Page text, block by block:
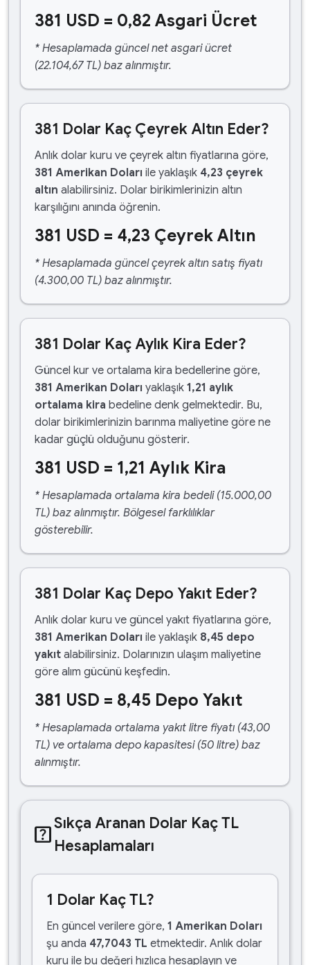
381 USD = 0,82 Asgari Ücret
* Hesaplamada güncel net asgari ücret
(22.104,67 TL) baz alınmıştır.
381 Dolar Kaç Çeyrek Altın Eder?
Anlık dolar kuru ve çeyrek altın fiyatlarına göre,
381 Amerikan Doları ile yaklaşık 4,23 çeyrek
altın alabilirsiniz. Dolar birikimlerinizin altın
karşılığını anında öğrenin.
381 USD = 4,23 Çeyrek Altın
* Hesaplamada güncel çeyrek altın satış fiyatı
(4.300,00 TL) baz alınmıştır.
381 Dolar Kaç Aylık Kira Eder?
Güncel kur ve ortalama kira bedellerine göre,
381 Amerikan Doları yaklaşık 1,21 aylık
ortalama kira bedeline denk gelmektedir. Bu,
dolar birikimlerinizin barınma maliyetine göre ne
kadar güçlü olduğunu gösterir.
381 USD = 1,21 Aylık Kira
* Hesaplamada ortalama kira bedeli (15.000,00
TL) baz alınmıştır. Bölgesel farklılıklar
gösterebilir.
381 Dolar Kaç Depo Yakıt Eder?
Anlık dolar kuru ve güncel yakıt fiyatlarına göre,
381 Amerikan Doları ile yaklaşık 8,45 depo
yakıt alabilirsiniz. Dolarınızın ulaşım maliyetine
göre alım gücünü keşfedin.
381 USD = 8,45 Depo Yakıt
* Hesaplamada ortalama yakıt litre fiyatı (43,00
TL) ve ortalama depo kapasitesi (50 litre) baz
alınmıştır.
help_centerSıkça Aranan Dolar Kaç TL
Hesaplamaları
1 Dolar Kaç TL?
En güncel verilere göre, 1 Amerikan Doları
şu anda 47,7043 TL etmektedir. Anlık dolar
kuru ile bu değeri hızlıca hesaplayın ve